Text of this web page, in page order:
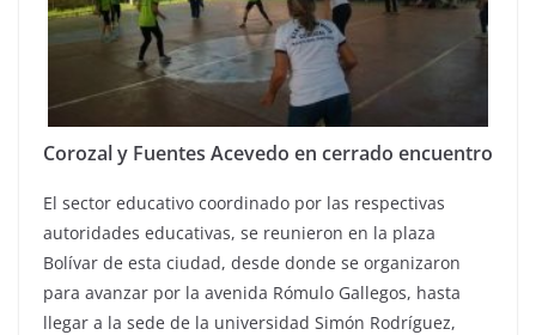
Corozal y Fuentes Acevedo en cerrado encuentro
El sector educativo coordinado por las respectivas
autoridades educativas, se reunieron en la plaza
Bolívar de esta ciudad, desde donde se organizaron
para avanzar por la avenida Rómulo Gallegos, hasta
llegar a la sede de la universidad Simón Rodríguez,